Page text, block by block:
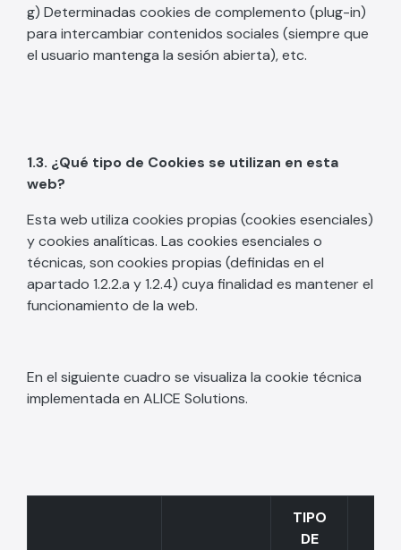
g) Determinadas cookies de complemento (plug-in)
para intercambiar contenidos sociales (siempre que
el usuario mantenga la sesión abierta), etc.
1.3. ¿Qué tipo de Cookies se utilizan en esta
web?
Esta web utiliza cookies propias (cookies esenciales)
y cookies analíticas. Las cookies esenciales o
técnicas, son cookies propias (definidas en el
apartado 1.2.2.a y 1.2.4) cuya finalidad es mantener el
funcionamiento de la web.
En el siguiente cuadro se visualiza la cookie técnica
implementada en ALICE Solutions.
TIPO
DE